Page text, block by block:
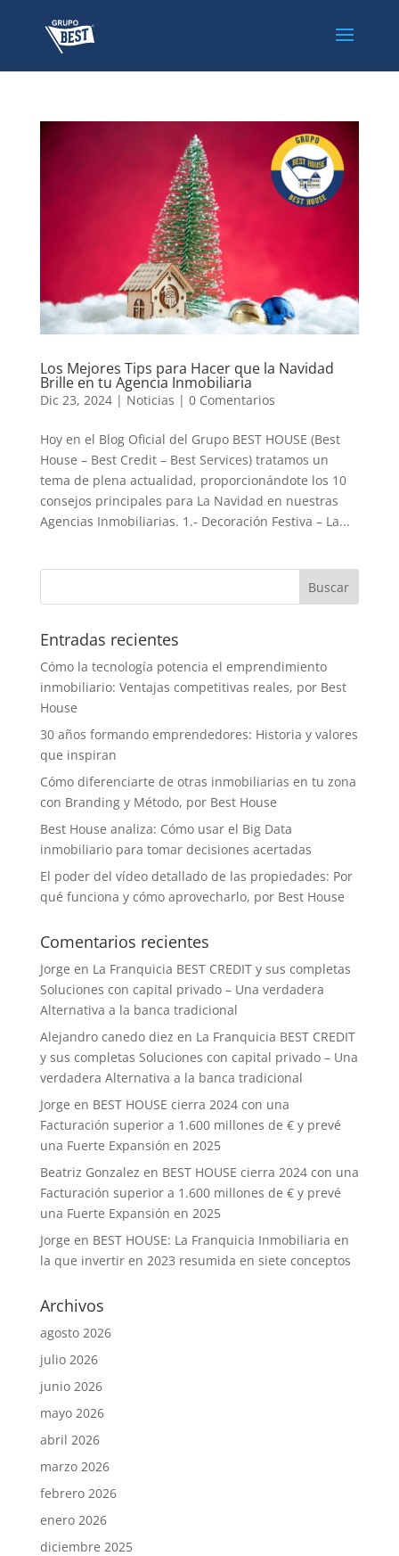
Los Mejores Tips para Hacer que la Navidad
Brille en tu Agencia Inmobiliaria
Dic 23, 2024| Noticias | 0 Comentarios
Hoy en el Blog Oficial del Grupo BEST HOUSE (Best
House – Best Credit – Best Services) tratamos un
tema de plena actualidad, proporcionándote los 10
consejos principales para La Navidad en nuestras
Agencias Inmobiliarias. 1.- Decoración Festiva – La...
Entradas recientes
Cómo la tecnología potencia el emprendimiento
inmobiliario: Ventajas competitivas reales, por Best
House
30 años formando emprendedores: Historia y valores
que inspiran
Cómo diferenciarte de otras inmobiliarias en tu zona
con Branding y Método, por Best House
Best House analiza: Cómo usar el Big Data
inmobiliario para tomar decisiones acertadas
El poder del vídeo detallado de las propiedades: Por
qué funciona y cómo aprovecharlo, por Best House
Comentarios recientes
Jorge en La Franquicia BEST CREDIT y sus completas
Soluciones con capital privado – Una verdadera
Alternativa a la banca tradicional
Alejandro canedo diez en La Franquicia BEST CREDIT
y sus completas Soluciones con capital privado – Una
verdadera Alternativa a la banca tradicional
Jorge en BEST HOUSE cierra 2024 con una
Facturación superior a 1.600 millones de € y prevé
una Fuerte Expansión en 2025
Beatriz Gonzalez en BEST HOUSE cierra 2024 con una
Facturación superior a 1.600 millones de € y prevé
una Fuerte Expansión en 2025
Jorge en BEST HOUSE: La Franquicia Inmobiliaria en
la que invertir en 2023 resumida en siete conceptos
Archivos
agosto 2026
julio 2026
junio 2026
mayo 2026
abril 2026
marzo 2026
febrero 2026
enero 2026
diciembre 2025